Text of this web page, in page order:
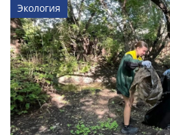
Экология